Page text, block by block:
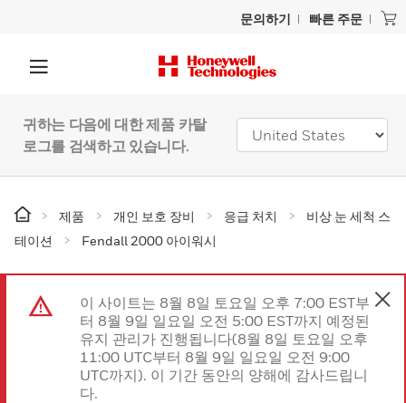
문의하기 빠른 주문
귀하는 다음에 대한 제품 카탈
로그를 검색하고 있습니다.
제품 개인 보호 장비 응급 처치
비상 눈 세척 스
테이션
Fendall 2000 아이워시
이 사이트는 8월 8일 토요일 오후 7:00 EST부
터 8월 9일 일요일 오전 5:00 EST까지 예정된
유지 관리가 진행됩니다(8월 8일 토요일 오후
11:00 UTC부터 8월 9일 일요일 오전 9:00
UTC까지). 이 기간 동안의 양해에 감사드립니
다.